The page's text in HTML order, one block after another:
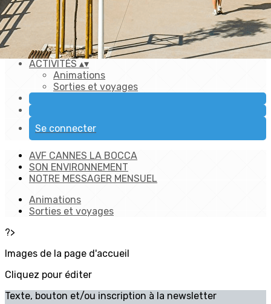
ACCUEIL ▴▾
AVF CANNES LA BOCCA
SON ENVIRONNEMENT
NOTRE MESSAGER MENSUEL
Nous contacter ▴▾
ACTIVITÉS ▴▾
Animations
Sorties et voyages
Se connecter
AVF CANNES LA BOCCA
SON ENVIRONNEMENT
NOTRE MESSAGER MENSUEL
Animations
Sorties et voyages
?>
Images de la page d'accueil
Cliquez pour éditer
Texte, bouton et/ou inscription à la newsletter